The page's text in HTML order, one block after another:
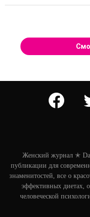
facebook
Женский журнал ✭
публикации для
знаменитостей, все о
эффективных диетах,
человеческой